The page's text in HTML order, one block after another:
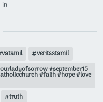
in
rvatamil
veritastamil
#september15
#faith #hope #love
truth